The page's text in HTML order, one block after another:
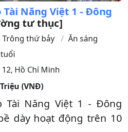
Năng Việt 1 - Đông
tư thục]
Trông thứ bảy
Ăn sáng
, Hồ Chí Minh
(VNĐ)
Tài Năng Việt 1 - Đông
dày hoạt động trên 10